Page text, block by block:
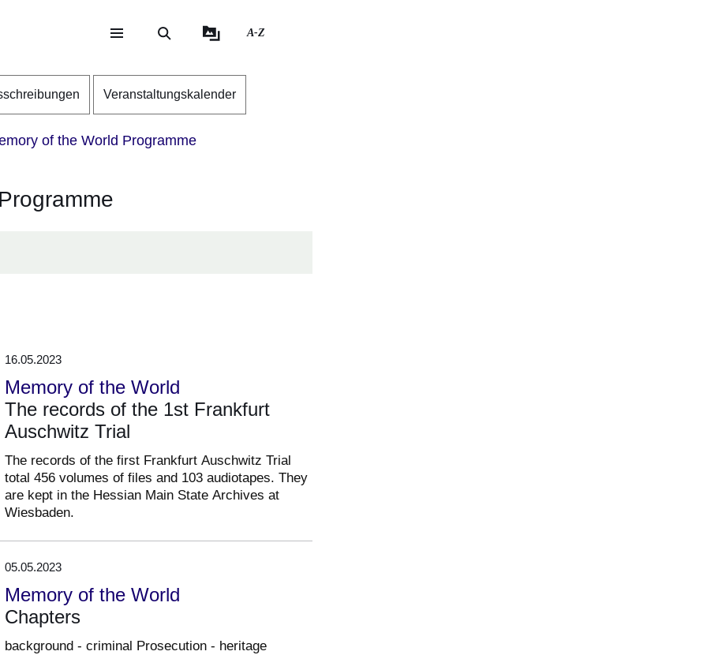
A-Z
Veranstaltungskalender
of the World Programme
16.05.2023
Memory of the World
The records of the 1st Frankfurt
Auschwitz Trial
The records of the first Frankfurt Auschwitz Trial
total 456 volumes of files and 103 audiotapes. They
are kept in the Hessian Main State Archives at
Wiesbaden.
05.05.2023
Memory of the World
Chapters
background - criminal Prosecution - heritage